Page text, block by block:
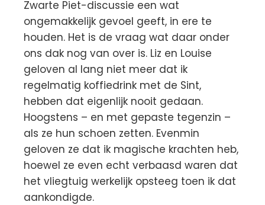
Zwarte Piet-discussie een wat
ongemakkelijk gevoel geeft, in ere te
houden. Het is de vraag wat daar onder
ons dak nog van over is. Liz en Louise
geloven al lang niet meer dat ik
regelmatig koffiedrink met de Sint,
hebben dat eigenlijk nooit gedaan.
Hoogstens – en met gepaste tegenzin –
als ze hun schoen zetten. Evenmin
geloven ze dat ik magische krachten heb,
hoewel ze even echt verbaasd waren dat
het vliegtuig werkelijk opsteeg toen ik dat
aankondigde.